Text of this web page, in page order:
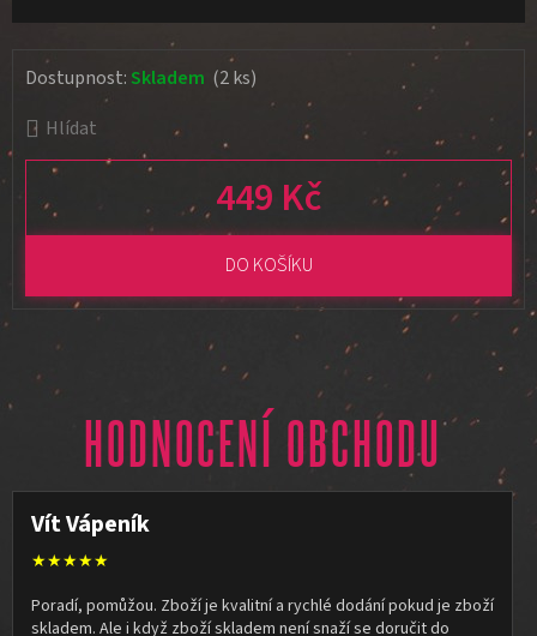
Hlídat
449 Kč
Měrná cena:
DO KOŠÍKU
Dostupnost:Skladem (2 ks)
HODNOCENÍ OBCHODU
Vít Vápeník
★★★★★
Poradí, pomůžou. Zboží je kvalitní a rychlé dodání pokud je zboží
skladem. Ale i když zboží skladem není snaží se doručit do